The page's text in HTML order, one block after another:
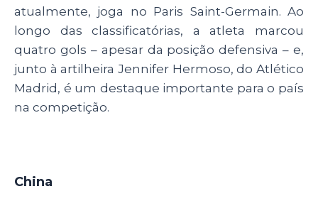
atualmente, joga no Paris Saint-Germain. Ao
longo das classificatórias, a atleta marcou
quatro gols – apesar da posição defensiva – e,
junto à artilheira Jennifer Hermoso, do Atlético
Madrid, é um destaque importante para o país
na competição.
China